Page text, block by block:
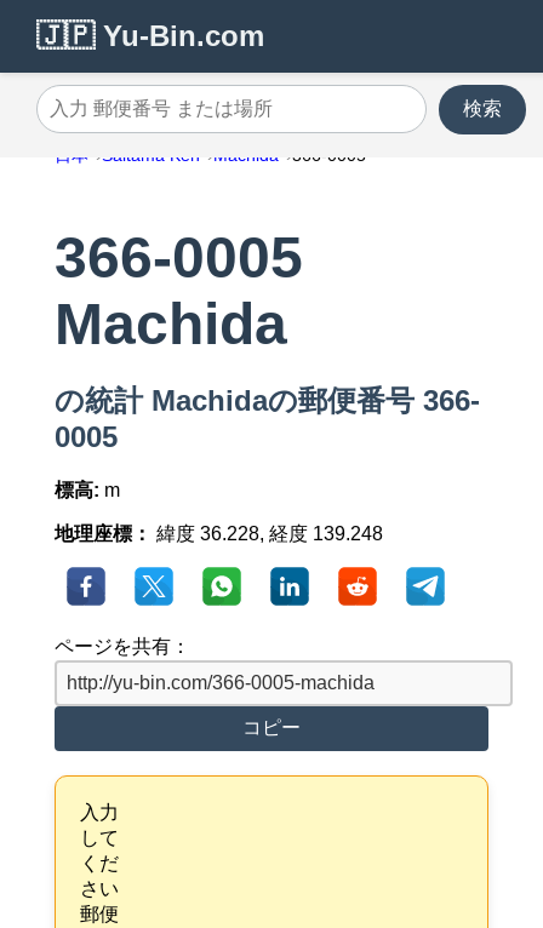
🇯🇵 Yu-Bin.com
入力 郵便番号 または場所
検索
日本 Saitama Ken Machida 366-0005
366-0005
Machida
の統計 Machidaの郵便番号 366-
0005
標高: m
地理座標： 緯度 36.228, 経度 139.248
ページを共有：
コピー
入力
して
くだ
さい
郵便